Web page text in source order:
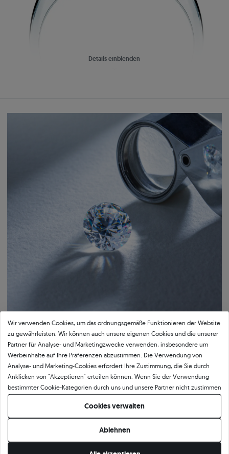
Ein wahrgewordener Traum
Einfach:
Perfekt aufeinander abgestimmter Schmuck
Schaffen Sie ein einzigartiges Set, das zu Ihrem Verlobungsring passt.
Wählen Sie Ohrringe, Anhänger oder Eheringe aus der Kollektion.
Details einblenden
Bestätigte Qualität von SAVICKI
Unser Qualitätszertifikat garantiert Authentizität und höchsten
Ausführungsstandard. Das Dokument beschreibt detailliert die wichtigsten
Parameter des Schmucks, einschließlich der Legierung und des Gewichts des
Edelmetalls. Das SAVICKI-Zertifikat ist nicht nur eine formelle Bestätigung der
Qualität, sondern auch ein Beweis für die Kunstfertigkeit, Präzision und
Verantwortung, mit der wir jedes Schmuckstück herstellen.
Wir verwenden Cookies, um das ordnungsgemäße Funktionieren der Website
zu gewährleisten. Wir können auch unsere eigenen Cookies und die unserer
Partner für Analyse- und Marketingzwecke verwenden, insbesondere um
Werbeinhalte auf Ihre Präferenzen abzustimmen. Die Verwendung von
Analyse- und Marketing-Cookies erfordert Ihre Zustimmung, die Sie durch
Anklicken von "Akzeptieren" erteilen können. Wenn Sie der Verwendung
bestimmter Cookie-Kategorien durch uns und unsere Partner nicht zustimmen
möchten, klicken Sie auf "Lassen Sie mich wählen" und bestimmen Sie Ihre
Präferenzen. Sie können Ihre Zustimmung jederzeit widerrufen, indem Sie
Ihre Cookie-Einstellungen ändern.
Cookies verwalten
Ablehnen